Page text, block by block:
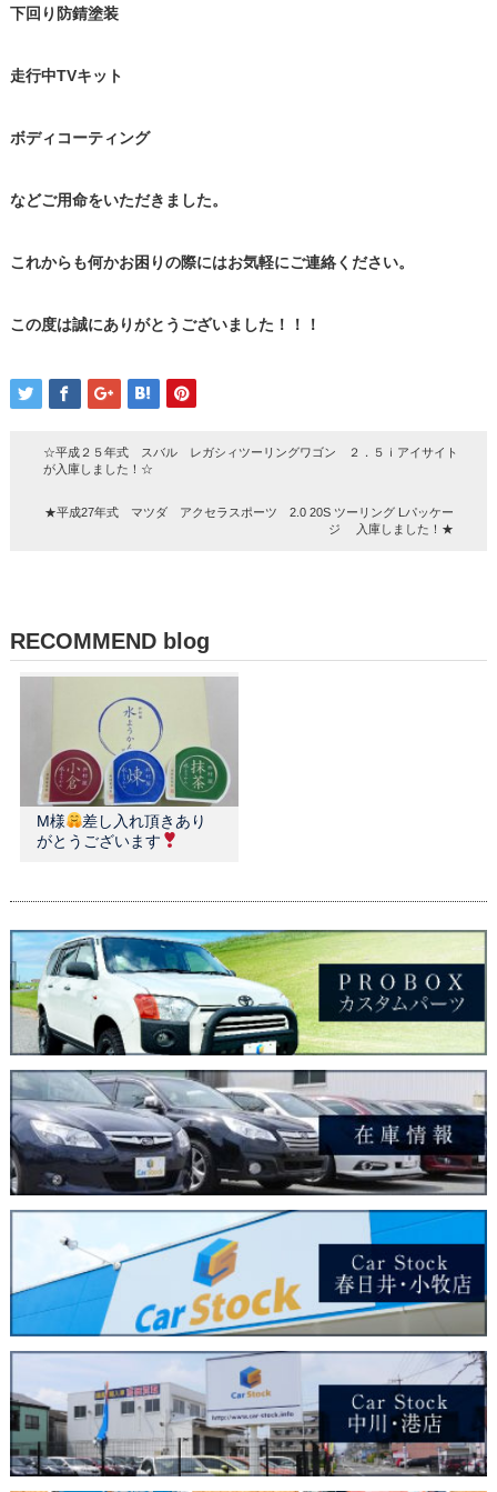
下回り防錆塗装
走行中TVキット
ボディコーティング
などご用命をいただきました。
これからも何かお困りの際にはお気軽にご連絡ください。
この度は誠にありがとうございました！！！
☆平成２５年式 スバル レガシィツーリングワゴン ２．５ｉアイサイト
が入庫しました！☆
★平成27年式 マツダ アクセラスポーツ 2.0 20S ツーリング Lパッケー
ジ 入庫しました！★
RECOMMEND blog
M様
差し入れ頂きあり
がとうございます